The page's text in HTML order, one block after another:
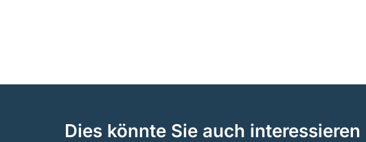
Dies könnte Sie auch interessieren